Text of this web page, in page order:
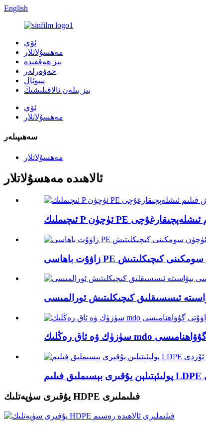
English
ئۆي
مەھسۇلاتلار
بىز ھەققىدە
خەۋەرلەر
سوئال
بىز بىلەن ئالاقىلىشىڭ
ئۆي
مەھسۇلاتلار
سەھىپىلەر
مەھسۇلاتلار
ئالاھىدە مەھسۇلاتلار
يۇقىرى سۈپەتلىك HDPE فىلىملىرى